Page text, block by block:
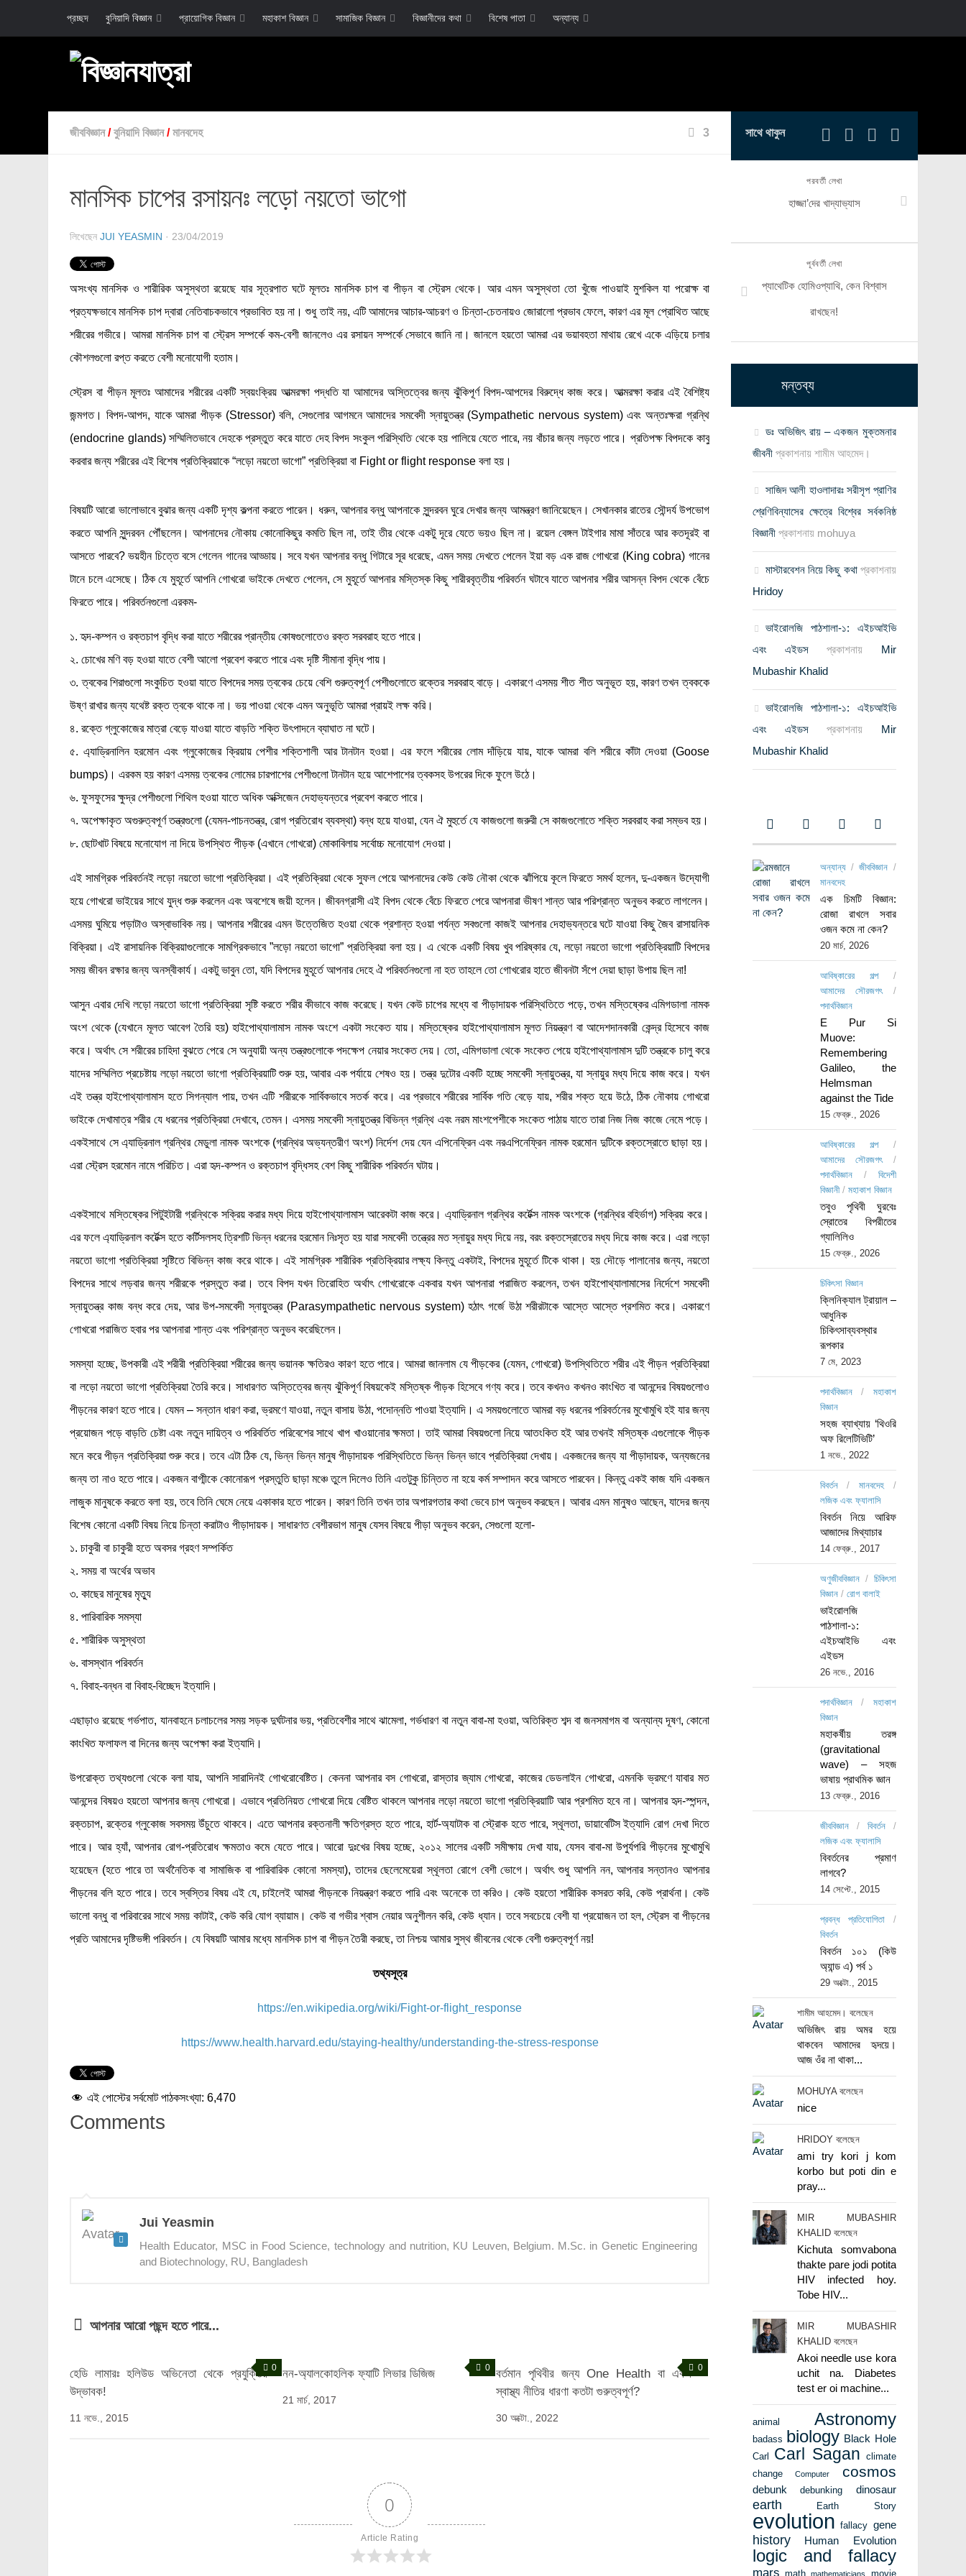
প্রচ্ছদ বুনিয়াদি বিজ্ঞান প্রায়োগিক বিজ্ঞান মহাকাশ বিজ্ঞান সামাজিক বিজ্ঞান বিজ্ঞানীদের কথা বিশেষ পাতা অন্যান্য
জীববিজ্ঞান / বুনিয়াদি বিজ্ঞান / মানবদেহ 3
মানসিক চাপের রসায়নঃ লড়ো নয়তো ভাগো
লিখেছেনJUI YEASMIN · 23/04/2019
অসংখ্য মানসিক ও শারীরিক অসুস্থতা রয়েছে যার সূত্রপাত ঘটে মূলতঃ মানসিক চাপ বা পীড়ন বা স্ট্রেস থেকে। আর এমন অসুস্থতা তো খুঁজে পাওয়াই মুশকিল যা পরোক্ষ বা
প্রত্যক্ষভাবে মানসিক চাপ দ্বারা নেতিবাচকভাবে প্রভাবিত হয় না। শুধু তাই নয়, এটি আমাদের আচার-আচরণ ও চিন্তা-চেতনায়ও জোরালো প্রভাব ফেলে, কারণ এর মূল প্রোথিত আছে
শরীরের গভীরে। আমরা মানসিক চাপ বা স্ট্রেস সম্পর্কে কম-বেশী জানলেও এর রসায়ন সম্পর্কে সেভাবে জানি না। জানলে হয়তো আমরা এর ভয়াবহতা মাথায় রেখে একে এড়িয়ে চলার
কৌশলগুলো রপ্ত করতে বেশী মনোযোগী হতাম।
স্ট্রেস বা পীড়ন মূলতঃ আমাদের শরীরের একটি স্বয়ংক্রিয় আত্মরক্ষা পদ্ধতি যা আমাদের অস্তিত্বের জন্য ঝুঁকিপূর্ণ বিপদ-আপদের বিরুদ্ধে কাজ করে। আত্মরক্ষা করার এই বৈশিষ্ট্য
জন্মগত। বিপদ-আপদ, যাকে আমরা পীড়ক (Stressor) বলি, সেগুলোর আগমনে আমাদের সমবেদী স্নায়ুতন্ত্র (Sympathetic nervous system) এবং অন্তঃক্ষরা গ্রন্থি
(endocrine glands) সম্মিলিতভাবে দেহকে প্রস্তুত করে যাতে দেহ বিপদ সংকুল পরিস্থিতি থেকে হয় পালিয়ে যেতে পারে, নয় বাঁচার জন্য লড়তে পারে। প্রতিপক্ষ বিপদকে কাবু
করবার জন্য শরীরের এই বিশেষ প্রতিক্রিয়াকে “লড়ো নয়তো ভাগো” প্রতিক্রিয়া বা Fight or flight response বলা হয়।
বিষয়টি আরো ভালোভাবে বুঝার জন্য একটি দৃশ্য কল্পনা করতে পারেন। ধরুন, আপনার বন্ধু আপনাকে সুন্দরবন ঘুরে দেখার জন্য আমন্ত্রণ জানিয়েছেন। সেখানকার রাতের সৌন্দর্য উপভোগ
করতে আপনি সুন্দরবন পৌঁছলেন। আপনাদের নৌকায় কোনোকিছুর কমতি ছিল না, তাই তীর থেকে একটু দূরে যেতে ভয়ও ছিল না। রয়েল বেঙ্গল টাইগার মামা সাঁতরে আর কতদূরই বা
আসতে পারবে? ভয়হীন চিত্তে বসে গেলেন গানের আড্ডায়। সবে যখন আপনার বন্ধু গিটারে সূর ধরেছে, এমন সময় দেখতে পেলেন ইয়া বড় এক রাজ গোখরো (King cobra) গানের
টানে চলে এসেছে। ঠিক যে মুহূর্তে আপনি গোখরো ভাইকে দেখতে পেলেন, সে মুহূর্তে আপনার মস্তিস্ক কিছু শারীরবৃত্তীয় পরিবর্তন ঘটাবে যাতে আপনার শরীর আসন্ন বিপদ থেকে বেঁচে
ফিরতে পারে। পরিবর্তনগুলো এরকম-
১. হৃদ-কম্পন ও রক্তচাপ বৃদ্ধি করা যাতে শরীরের প্রান্তীয় কোষগুলোতেও রক্ত সরবরাহ হতে পারে।
২. চোখের মণি বড় হওয়া যাতে বেশী আলো প্রবেশ করতে পারে এবং দৃষ্টি সীমানা বৃদ্ধি পায়।
৩. ত্বকের শিরাগুলো সংকুচিত হওয়া যাতে বিপদের সময় ত্বকের চেয়ে বেশি গুরুত্বপূর্ণ পেশীগুলোতে রক্তের সরবরাহ বাড়ে। একারণে এসময় শীত শীত অনুভূত হয়, কারণ তখন ত্বককে
উষ্ণ রাখার জন্য যথেষ্ট রক্ত ত্বকে থাকে না। ভয় পাওয়া থেকে এমন অনুভূতি আমরা প্রায়ই লক্ষ করি।
৪. রক্তে গ্লুকোজের মাত্রা বেড়ে যাওয়া যাতে বাড়তি শক্তি উৎপাদনে ব্যাঘাত না ঘটে।
৫. এ্যাড্রিনালিন হরমোন এবং গ্লুকোজের ক্রিয়ায় পেশীর শক্তিশালী আর টানটান হওয়া। এর ফলে শরীরের লোম দাঁড়িয়ে যায়, যাকে আমরা বলি শরীরে কাঁটা দেওয়া (Goose
bumps)। এরকম হয় কারণ এসময় ত্বকের লোমের চারপাশের পেশীগুলো টানটান হয়ে আশেপাশের ত্বকসহ উপরের দিকে ফুলে উঠে।
৬. ফুসফুসের ক্ষুদ্র পেশীগুলো শিথিল হওয়া যাতে অধিক অক্সিজেন দেহাভ্যন্তরে প্রবেশ করতে পারে।
৭. অপেক্ষাকৃত অগুরুত্বপূর্ণ তন্ত্রগুলো (যেমন-পাচনতন্ত্র, রোগ প্রতিরোধ ব্যবস্থা) বন্ধ হয়ে যাওয়া, যেন ঐ মুহুর্তে যে কাজগুলো জরুরী সে কাজগুলোতে শক্তি সরবরাহ করা সম্ভব হয়।
৮. ছোটখাট বিষয়ে মনোযোগ না দিয়ে উপস্থিত পীড়ক (এখানে গোখরো) মোকাবিলায় সর্বোচ্চ মনোযোগ দেওয়া।
এই সামগ্রিক পরিবর্তনই লড়ো নয়তো ভাগো প্রতিক্রিয়া। এই প্রতিক্রিয়া থেকে সুফল পেয়ে আপনাদের কেউ কেউ নৌকা থেকে ঝাঁপিয়ে কূলে ফিরতে সমর্থ হলেন, দু-একজন উদ্যোগী
হয়ে গোখরো ভাইয়ের সাথে যুদ্ধ শুরু করলেন এবং অবশেষে জয়ী হলেন। জীবনগ্রাসী এই বিপদ থেকে বেঁচে ফিরতে পেরে আপনারা ভীষণ শান্ত আর পরিশ্রান্ত অনুভব করতে লাগলেন।
এসময় ঘুমিয়ে পড়াটাও অস্বাভাবিক নয়। আপনার শরীরের এমন উত্তেজিত হওয়া থেকে প্রশান্ত হওয়া পর্যন্ত সবগুলো কাজই আপনার দেহাভ্যন্তরে ঘটে যাওয়া কিছু জৈব রাসায়নিক
বিক্রিয়া। এই রাসায়নিক বিক্রিয়াগুলোকে সামগ্রিকভাবে ”লড়ো নয়তো ভাগো” প্রতিক্রিয়া বলা হয়। এ থেকে একটি বিষয় খুব পরিষ্কার যে, লড়ো নয়তো ভাগো প্রতিক্রিয়াটি বিপদের
সময় জীবন রক্ষার জন্য অনস্বীকার্য। একটু ভাবুন তো, যদি বিপদের মুহূর্তে আপনার দেহে ঐ পরিবর্তনগুলো না হত তাহলে তো গোখরোর হাতে জীবনটা সঁপে দেয়া ছাড়া উপায় ছিল না!
আসুন এবার দেখি লড়ো নয়তো ভাগো প্রতিক্রিয়া সৃষ্টি করতে শরীর কীভাবে কাজ করেছে। যখন কেউ চাপের মধ্যে বা পীড়াদায়ক পরিস্থিতিতে পড়ে, তখন মস্তিষ্কের এমিগডালা নামক
অংশ থেকে (যেখানে মূলত আবেগ তৈরি হয়) হাইপোথ্যালামাস নামক অংশে একটা সংকেত যায়। মস্তিষ্কের হাইপোথ্যালামাস মূলত নিয়ন্ত্রণ বা আদেশদানকারী কেন্দ্র হিসেবে কাজ
করে। অর্থাৎ সে শরীরের চাহিদা বুঝতে পেরে সে অনুযায়ী অন্য তন্ত্রগুলোকে পদক্ষেপ নেয়ার সংকেত দেয়। তো, এমিগডালা থেকে সংকেত পেয়ে হাইপোথ্যালামাস দুটি তন্ত্রকে চালু করে
যাদের সম্মিলিত প্রচেষ্টায় লড়ো নয়তো ভাগো প্রতিক্রিয়াটি শুরু হয়, আবার এক পর্যায়ে শেষও হয়। তন্ত্র দুটোর একটি হচ্ছে সমবেদী স্নায়ুতন্ত্র, যা স্নায়ুর মধ্য দিয়ে কাজ করে। যখন
এই তন্ত্র হাইপোথ্যালামাস হতে সিগন্যাল পায়, তখন এটি শরীরকে সার্বিকভাবে সতর্ক করে। এর প্রভাবে শরীরের সার্বিক গতি বেড়ে যায়, শরীর শক্ত হয়ে উঠে, ঠিক নৌকায় গোখরো
ভাইকে দেখামাত্র শরীর যে ধরনের প্রতিক্রিয়া দেখাবে, তেমন। এসময় সমবেদী স্নায়ুতন্ত্র বিভিন্ন গ্রন্থি এবং নরম মাংশপেশীকে সংকেত পাঠায় যাতে তারা নিজ নিজ কাজে নেমে পড়ে।
একইসাথে সে এ্যাড্রিনাল গ্রন্থির মেডুলা নামক অংশকে (গ্রন্থির অভ্যন্তরীণ অংশ) নির্দেশ দেয় যেন এপিনেফ্রিন এবং নরএপিনেফ্রিন নামক হরমোন দুটিকে রক্তস্রোতে ছাড়া হয়।
এরা স্ট্রেস হরমোন নামে পরিচিত। এরা হৃদ-কম্পন ও রক্তচাপ বৃদ্ধিসহ বেশ কিছু শারীরিক পরিবর্তন ঘটায়।
একইসাথে মস্তিষ্কের পিটুইটারী গ্রন্থিকে সক্রিয় করার মধ্য দিয়ে হাইপোথ্যালামাস আরেকটা কাজ করে। এ্যাড্রিনাল গ্রন্থির কর্টেক্স নামক অংশকে (গ্রন্থির বহির্ভাগ) সক্রিয় করে।
এর ফলে এ্যাড্রিনাল কর্টেক্স হতে কর্টিসলসহ ত্রিশটি ভিন্ন ধরনের হরমোন নিঃসৃত হয় যারা সমবেদী তন্ত্রের মত স্নায়ুর মধ্য দিয়ে নয়, বরং রক্তস্রোতের মধ্য দিয়ে কাজ করে। এরা লড়ো
নয়তো ভাগো প্রতিক্রিয়া সৃষ্টিতে বিভিন্ন কাজ করে থাকে। এই সামগ্রিক শারীরিক প্রতিক্রিয়ার লক্ষ্য কিন্তু একটাই, বিপদের মুহূর্তে টিকে থাকা। হয় দৌড়ে পালানোর জন্য, নয়তো
বিপদের সাথে লড়বার জন্য শরীরকে প্রস্তুত করা। তবে বিপদ যখন তিরোহিত অর্থাৎ গোখরোকে একবার যখন আপনারা পরাজিত করলেন, তখন হাইপোথ্যালামাসের নির্দেশে সমবেদী
স্নায়ুতন্ত্র কাজ বন্ধ করে দেয়, আর উপ-সমবেদী স্নায়ুতন্ত্র (Parasympathetic nervous system) হঠাৎ গর্জে উঠা শরীরটাকে আস্তে আস্তে প্রশমিত করে। একারণে
গোখরো পরাজিত হবার পর আপনারা শান্ত এবং পরিশ্রান্ত অনুভব করেছিলেন।
সমস্যা হচ্ছে, উপকারী এই শরীরী প্রতিক্রিয়া শরীরের জন্য ভয়ানক ক্ষতিরও কারণ হতে পারে। আমরা জানলাম যে পীড়কের (যেমন, গোখরো) উপস্থিতিতে শরীর এই পীড়ন প্রতিক্রিয়া
বা লড়ো নয়তো ভাগো প্রতিক্রিয়া তৈরি করে। সাধারণত অস্তিত্বের জন্য ঝুঁকিপূর্ণ বিষয়কেই মস্তিষ্ক পীড়ক হিসেবে গণ্য করে। তবে কখনও কখনও কাংখিত বা আনন্দের বিষয়গুলোও
পীড়নের কারণ হতে পারে। যেমন – সন্তান ধারণ করা, ভ্রমণে যাওয়া, নতুন বাসায় উঠা, পদোন্নতি পাওয়া ইত্যাদি। এ সময়গুলোতে আমরা বড় ধরনের পরিবর্তনের মুখোমুখি হই যার জন্য
প্রয়োজন পড়ে বাড়তি চেষ্টা এবং নতুন দায়িত্ব ও পরিবর্তিত পরিবেশের সাথে খাপ খাওয়ানোর ক্ষমতা। তাই আমরা বিষয়গুলো নিয়ে আতংকিত হই আর তখনই মস্তিষ্ক এগুলোকে পীড়ক
মনে করে পীড়ন প্রতিক্রিয়া শুরু করে। তবে এটা ঠিক যে, ভিন্ন ভিন্ন মানুষ পীড়াদায়ক পরিস্থিতিতে ভিন্ন ভিন্ন ভাবে প্রতিক্রিয়া দেখায়। একজনের জন্য যা পীড়াদায়ক, অন্যজনের
জন্য তা নাও হতে পারে। একজন বাগ্মীকে কোনোরূপ প্রস্তুতি ছাড়া মঞ্চে তুলে দিলেও তিনি এতটুকু চিন্তিত না হয়ে কর্ম সম্পাদন করে আসতে পারবেন। কিন্তু একই কাজ যদি একজন
লাজুক মানুষকে করতে বলা হয়, তবে তিনি ঘেমে নেয়ে একাকার হতে পারেন। কারণ তিনি তখন তার অপারগতার কথা ভেবে চাপ অনুভব করছেন। আবার এমন মানুষও আছেন, যাদের জন্য
বিশেষ কোনো একটি বিষয় নিয়ে চিন্তা করাটাও পীড়াদায়ক। সাধারণত বেশীরভাগ মানুষ যেসব বিষয়ে পীড়া অনুভব করেন, সেগুলো হলো-
১. চাকুরী বা চাকুরী হতে অবসর গ্রহণ সম্পর্কিত
২. সময় বা অর্থের অভাব
৩. কাছের মানুষের মৃত্যু
৪. পারিবারিক সমস্যা
৫. শারীরিক অসুস্থতা
৬. বাসস্থান পরিবর্তন
৭. বিবাহ-বন্ধন বা বিবাহ-বিচ্ছেদ ইত্যাদি।
এছাড়াও রয়েছে গর্ভপাত, যানবাহনে চলাচলের সময় সড়ক দুর্ঘটনার ভয়, প্রতিবেশীর সাথে ঝামেলা, গর্ভধারণ বা নতুন বাবা-মা হওয়া, অতিরিক্ত শব্দ বা জনসমাগম বা অন্যান্য দূষণ, কোনো
কাংখিত ফলাফল বা দিনের জন্য অপেক্ষা করা ইত্যাদি।
উপরোক্ত তথ্যগুলো থেকে বলা যায়, আপনি সারাদিনই গোখরোবেষ্টিত। কেননা আপনার বস গোখরো, রাস্তার জ্যাম গোখরো, কাজের ডেডলাইন গোখরো, এমনকি ভ্রমণে যাবার মত
আনন্দের বিষয়ও হয়তো আপনার জন্য গোখরো। এভাবে প্রতিনিয়ত গোখরো দিয়ে বেষ্টিত থাকলে আপনার লড়ো নয়তো ভাগো প্রতিক্রিয়াটি আর প্রশমিত হবে না। আপনার হৃদ-স্পন্দন,
রক্তচাপ, রক্তের গ্লুকোজ সবসময় উঁচুতে থাকবে। এতে আপনার রক্তনালী ক্ষতিগ্রস্ত হতে পারে, হার্ট-অ্যাটাক বা স্ট্রোক হতে পারে, স্থূলতা, ডায়াবেটিস ইত্যাদি রোগ দেখা দিতে
পারে। আর হ্যাঁ, আপনার রোগ-প্রতিরোধ ক্ষমতাও কমে যেতে পারে। আরো দুঃখের বিষয় হচ্ছে, ২০১২ সালের একটি সমীক্ষায় দেখা যায়, যেসব বাবা-মা উপুর্যপরি পীড়নের মুখোমুখি
হয়েছেন (হতে পারে তা অর্থনৈতিক বা সামাজিক বা পারিবারিক কোনো সমস্যা), তাদের ছেলেমেয়েরা স্থূলতা রোগে বেশী ভোগে। অর্থাৎ শুধু আপনি নন, আপনার সন্তানও আপনার
পীড়নের বলি হতে পারে। তবে স্বস্তির বিষয় এই যে, চাইলেই আমরা পীড়নকে নিয়ন্ত্রণ করতে পারি এবং অনেকে তা করিও। কেউ হয়তো শারীরিক কসরত করি, কেউ প্রার্থনা। কেউ
ভালো বন্ধু বা পরিবারের সাথে সময় কাটাই, কেউ করি যোগ ব্যায়াম। কেউ বা গভীর শ্বাস নেয়ার অনুশীলন করি, কেউ ধ্যান। তবে সবচেয়ে বেশী যা প্রয়োজন তা হল, স্ট্রেস বা পীড়নের
প্রতি আমাদের দৃষ্টিভঙ্গী পরিবর্তন। যে বিষয়টি আমার মধ্যে মানসিক চাপ বা পীড়ন তৈরী করছে, তা নিশ্চয় আমার সুস্থ জীবনের থেকে বেশী গুরুত্বপূর্ণ নয়!
তথ্যসূত্র
https://en.wikipedia.org/wiki/Fight-or-flight_response
https://www.health.harvard.edu/staying-healthy/understanding-the-stress-response
এই পোস্টের সর্বমোট পাঠকসংখ্যা:6,470
Comments
Jui Yeasmin
Health Educator, MSC in Food Science, technology and nutrition, KU Leuven, Belgium. M.Sc. in Genetic Engineering
and Biotechnology, RU, Bangladesh
আপনার আরো পছন্দ হতে পারে...
0
হেডি লামারঃ হলিউড অভিনেতা থেকে প্রযুক্তির
উদ্ভাবক!
11 নভে., 2015
0
নন-অ্যালকোহলিক ফ্যাটি লিভার ডিজিজ
21 মার্চ, 2017
0
বর্তমান পৃথিবীর জন্য One Health বা একক
স্বাস্থ্য নীতির ধারণা কতটা গুরুত্বপূর্ণ?
30 অক্টো., 2022
0
Article Rating
সাথে থাকুন
পরবর্তী লেখা
হাজ্জা’দের খাদ্যাভ্যাস
পূর্ববর্তী লেখা
প্যাথেটিক হোমিওপ্যাথি, কেন বিশ্বাস
রাখছেন!
মন্তব্য
ডঃ অভিজিৎ রায় – একজন মুক্তমনার
জীবনীপ্রকাশনায় শামীম আহমেদ।
সাজিদ আলী হাওলাদারঃ সরীসৃপ প্রাণির
শ্রেণিবিন্যাসের ক্ষেত্রে বিশ্বের সর্বকনিষ্ঠ
বিজ্ঞানীপ্রকাশনায় mohuya
মাস্টারবেশন নিয়ে কিছু কথাপ্রকাশনায়
Hridoy
ভাইরোলজি পাঠশালা-১: এইচআইভি
এবং এইডস প্রকাশনায় Mir
Mubashir Khalid
ভাইরোলজি পাঠশালা-১: এইচআইভি
এবং এইডস প্রকাশনায় Mir
Mubashir Khalid
অন্যান্য/জীববিজ্ঞান /
মানবদেহ
এক চিমটি বিজ্ঞান:
রোজা রাখলে সবার
ওজন কমে না কেন?
20 মার্চ, 2026
আবিষ্কারের গল্প/
আমাদের সৌরজগৎ/
পদার্থবিজ্ঞান
E Pur Si
Muove:
Remembering
Galileo, the
Helmsman
against the Tide
15 ফেব্রু., 2026
আবিষ্কারের গল্প/
আমাদের সৌরজগৎ/
পদার্থবিজ্ঞান/ বিদেশী
বিজ্ঞানী/ মহাকাশ বিজ্ঞান
তবুও পৃথিবী ঘুরবেঃ
স্রোতের বিপরীতের
গ্যালিলিও
15 ফেব্রু., 2026
চিকিৎসা বিজ্ঞান
ক্লিনিক্যাল ট্রায়াল –
আধুনিক
চিকিৎসাব্যবস্থার
রূপকার
7 মে, 2023
পদার্থবিজ্ঞান/ মহাকাশ
বিজ্ঞান
সহজ ব্যাখ্যায় ‘থিওরি
অফ রিলেটিভিটি’
1 নভে., 2022
বিবর্তন/মানবদেহ /
লজিক এবং ফ্যালাসি
বিবর্তন নিয়ে আরিফ
আজাদের মিথ্যাচার
14 ফেব্রু., 2017
অণুজীববিজ্ঞান/ চিকিৎসা
বিজ্ঞান/ রোগ বালাই
ভাইরোলজি
পাঠশালা-১:
এইচআইভি এবং
এইডস
26 নভে., 2016
পদার্থবিজ্ঞান/ মহাকাশ
বিজ্ঞান
মহাকর্ষীয় তরঙ্গ
(gravitational
wave) – সহজ
ভাষায় প্রাথমিক জ্ঞান
13 ফেব্রু., 2016
জীববিজ্ঞান/ বিবর্তন/
লজিক এবং ফ্যালাসি
বিবর্তনের প্রমাণ
লাগবে?
14 সেপ্টে., 2015
প্রবন্ধ প্রতিযোগিতা /
বিবর্তন
বিবর্তন ১০১ (কিউ
অ্যান্ড এ) পর্ব ১
29 অক্টো., 2015
শামীম আহমেদ। বলেছেন
অভিজিৎ রায় অমর হয়ে
থাকবেন আমাদের হৃদয়ে।
আজ ওঁর না থাকা...
MOHUYA বলেছেন
nice
HRIDOY বলেছেন
ami try kori j kom
korbo but poti din e
pray...
MIR MUBASHIR
KHALID বলেছেন
Kichuta somvabona
thakte pare jodi potita
HIV infected hoy.
Tobe HIV...
MIR MUBASHIR
KHALID বলেছেন
Akoi needle use kora
uchit na. Diabetes
test er oi machine...
animal Astronomy
badass biology Black Hole
Carl Carl Sagan climate
change
Computer cosmos
debunk debunking dinosaur
earth Earth Story
evolution fallacy gene
history Human Evolution
logic and fallacy
mars math mathematicians movie